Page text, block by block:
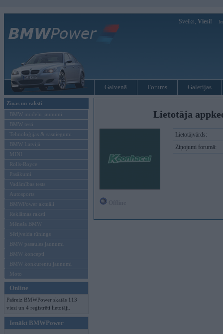
Sveiks, Viesi!
Galvenā Forums Galerijas
Ziņas un raksti
BMW modeļu jaunumi
BMW testi
Tehnoloģijas & sasniegumi
BMW Latvijā
MINI
Rolls-Royce
Pasākumi
Vadāmības tests
Autosports
BMWPower aktuāli
Reklāmas raksti
Mēneša BMW
Sērijveida tūnings
BMW pasaules jaunumi
BMW koncepti
BMW konkurentu jaunumi
Moto
Online
Pašreiz BMWPower skatās 113
viesi un 4 reģistrēti lietotāji.
Ienākt BMWPower
Lietotāja
Lietotājvārds:
Ziņojumi forumā: